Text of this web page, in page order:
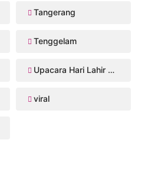
Tangerang
Tenggelam
Upacara Hari Lahir Pancasila
viral